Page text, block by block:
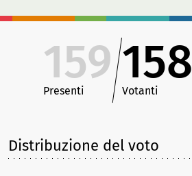
159
Presenti
158
Votanti
Distribuzione del voto